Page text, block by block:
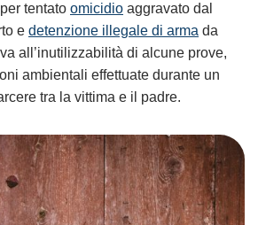
tentato omicidio aggravato dal
e detenzione illegale di arma da
all’inutilizzabilità di alcune prove,
ambientali effettuate durante un
tra la vittima e il padre.